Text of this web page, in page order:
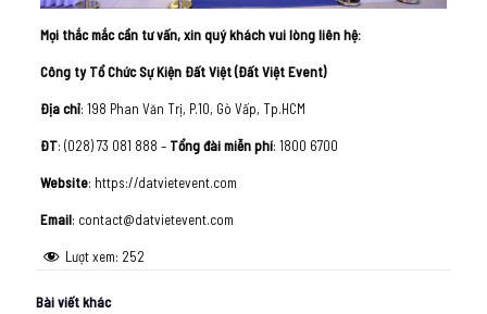
Mọi thắc mắc cần tư vấn, xin quý khách vui lòng liên hệ:
Công ty Tổ Chức Sự Kiện Đất Việt (Đất Việt Event)
Địa chỉ: 198 Phan Văn Trị, P.10, Gò Vấp, Tp.HCM
ĐT: (028) 73 081 888 – Tổng đài miễn phí: 1800 6700
Website: https://datvietevent.com
Email: contact@datvietevent.com
Lượt xem: 252
Bài viết khác